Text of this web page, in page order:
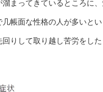
まってきているところに
帳面な性格の人が多いと
りして取り越し苦労をし